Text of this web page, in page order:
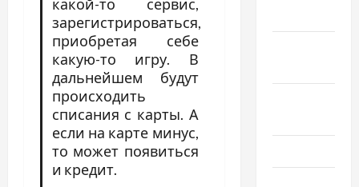
какой-то сервис,
зарегистрироваться,
приобретая себе
какую-то игру. В
дальнейшем будут
происходить
списания с карты. А
если на карте минус,
то может появиться
и кредит.